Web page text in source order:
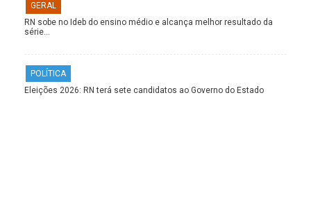
GERAL
RN sobe no Ideb do ensino médio e alcança melhor resultado da
série…
POLÍTICA
Eleições 2026: RN terá sete candidatos ao Governo do Estado